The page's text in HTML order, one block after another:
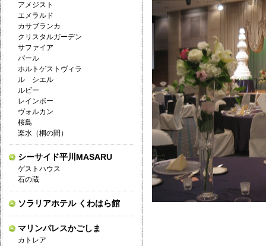
アメジスト
エメラルド
カサブランカ
クリスタルガーデン
サファイア
パール
ホルトゲストヴィラ
ル シエル
ルビー
レインボー
ヴォルカン
桜島
楽水（桐の間）
シーサイド平川MASARU
ゲストハウス
石の蔵
ソラリアホテル くわはら館
マリンパレスかごしま
カトレア